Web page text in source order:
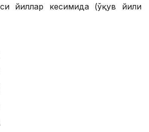
йиллар кесимида (ўқув йили